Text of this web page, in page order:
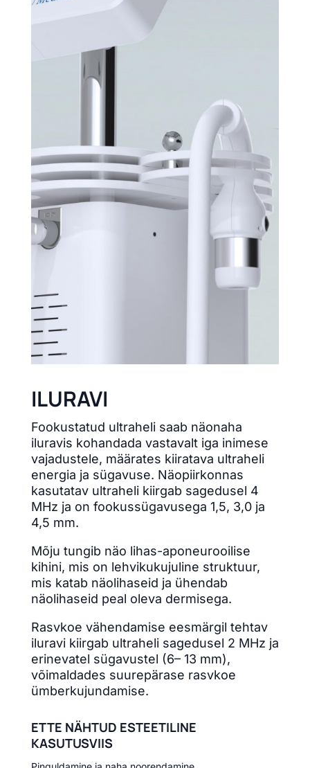
ILURAVI
Fookustatud ultraheli saab näonaha
iluravis kohandada vastavalt iga inimese
vajadustele, määrates kiiratava ultraheli
energia ja sügavuse. Näopiirkonnas
kasutatav ultraheli kiirgab sagedusel 4
MHz ja on fookussügavusega 1,5, 3,0 ja
4,5 mm.
Mõju tungib näo lihas-aponeurooilise
kihini, mis on lehvikukujuline struktuur,
mis katab näolihaseid ja ühendab
näolihaseid peal oleva dermisega.
Rasvkoe vähendamise eesmärgil tehtav
iluravi kiirgab ultraheli sagedusel 2 MHz ja
erinevatel sügavustel (6– 13 mm),
võimaldades suurepärase rasvkoe
ümberkujundamise.
ETTE NÄHTUD ESTEETILINE
KASUTUSVIIS